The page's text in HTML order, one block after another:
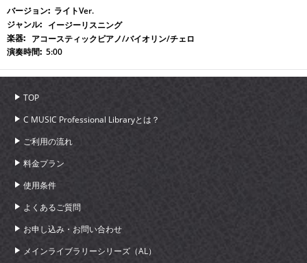
ライトVer.
イージーリスニング
アコースティックピアノ/バイオリン/チェロ
5:00
TOP
C MUSIC Professional Libraryとは？
ご利用の流れ
料金プラン
使用条件
よくあるご質問
お申し込み・お問い合わせ
メインライブラリーシリーズ（AL）